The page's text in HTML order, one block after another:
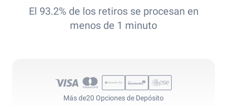
El 93.2% de los retiros se procesan en
menos de 1 minuto
Más de20 Opciones de Depósito